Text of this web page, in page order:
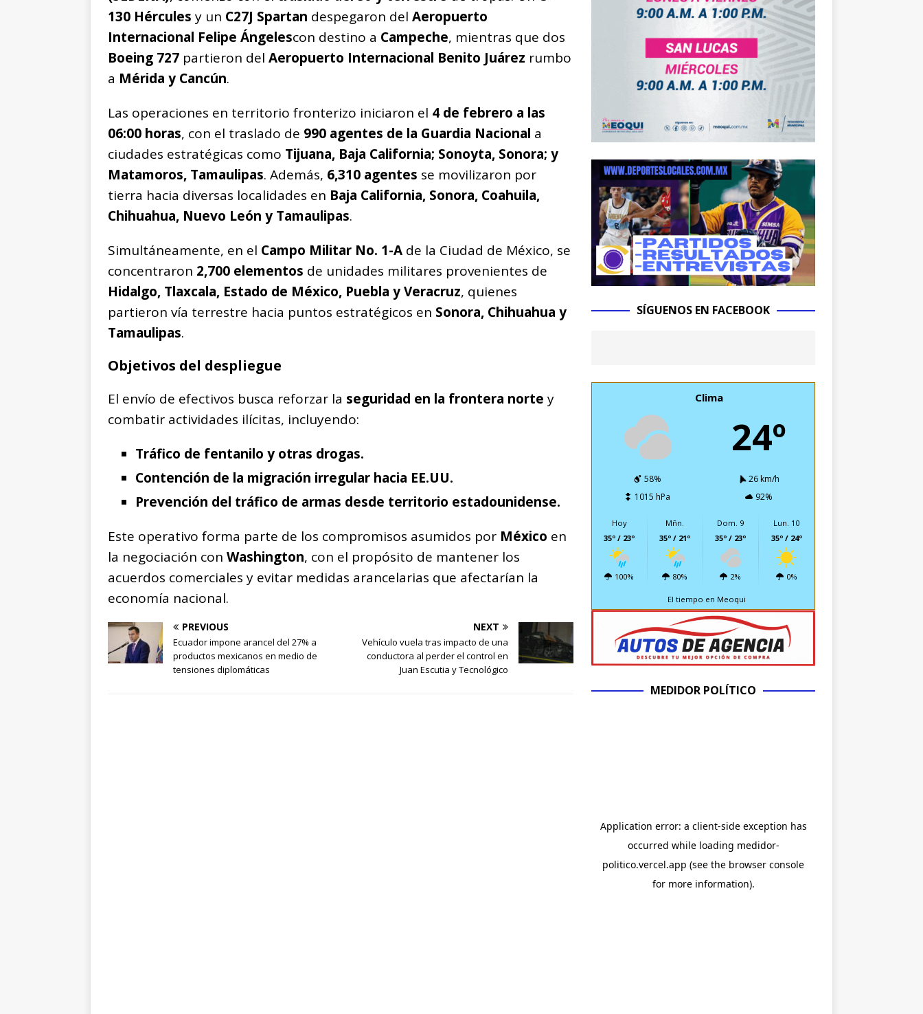
130 Hércules y un C27J Spartan despegaron del Aeropuerto
Internacional Felipe Ángelescon destino a Campeche, mientras que dos
Boeing 727 partieron del Aeropuerto Internacional Benito Juárez rumbo
a Mérida y Cancún.
Las operaciones en territorio fronterizo iniciaron el 4 de febrero a las
06:00 horas, con el traslado de 990 agentes de la Guardia Nacional a
ciudades estratégicas como Tijuana, Baja California; Sonoyta, Sonora; y
Matamoros, Tamaulipas. Además, 6,310 agentes se movilizaron por
tierra hacia diversas localidades en Baja California, Sonora, Coahuila,
Chihuahua, Nuevo León y Tamaulipas.
Simultáneamente, en el Campo Militar No. 1-A de la Ciudad de México, se
concentraron 2,700 elementos de unidades militares provenientes de
Hidalgo, Tlaxcala, Estado de México, Puebla y Veracruz, quienes
partieron vía terrestre hacia puntos estratégicos en Sonora, Chihuahua y
Tamaulipas.
Objetivos del despliegue
El envío de efectivos busca reforzar la seguridad en la frontera norte y
combatir actividades ilícitas, incluyendo:
Tráfico de fentanilo y otras drogas.
Contención de la migración irregular hacia EE.UU.
Prevención del tráfico de armas desde territorio estadounidense.
Este operativo forma parte de los compromisos asumidos por México en
la negociación con Washington, con el propósito de mantener los
acuerdos comerciales y evitar medidas arancelarias que afectarían la
economía nacional.
PREVIOUS
Ecuador impone arancel del 27% a
productos mexicanos en medio de
tensiones diplomáticas
NEXT
Vehículo vuela tras impacto de una
conductora al perder el control en
Juan Escutia y Tecnológico
SÍGUENOS EN FACEBOOK
Clima
24º
58%
26 km/h
1015 hPa
92%
Hoy
35º / 23º
100%
Mñn.
35º / 21º
80%
Dom. 9
35º / 23º
2%
Lun. 10
35º / 24º
0%
El tiempo en Meoqui
MEDIDOR POLÍTICO